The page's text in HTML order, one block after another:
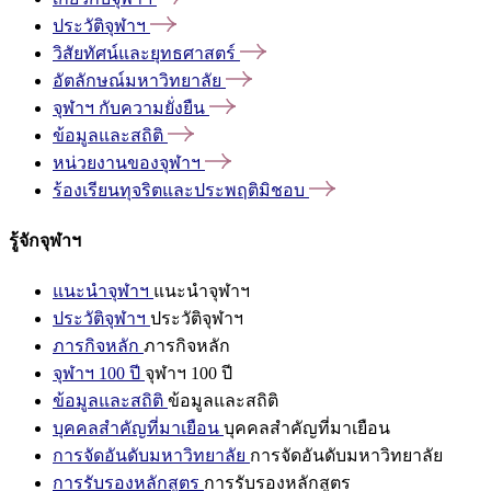
ประวัติจุฬาฯ
วิสัยทัศน์และยุทธศาสตร์
อัตลักษณ์มหาวิทยาลัย
จุฬาฯ กับความยั่งยืน
ข้อมูลและสถิติ
หน่วยงานของจุฬาฯ
ร้องเรียนทุจริตและประพฤติมิชอบ
รู้จักจุฬาฯ
แนะนำจุฬาฯ แนะนำจุฬาฯ
ประวัติจุฬาฯ ประวัติจุฬาฯ
ภารกิจหลัก ภารกิจหลัก
จุฬาฯ 100 ปี จุฬาฯ 100 ปี
ข้อมูลและสถิติ ข้อมูลและสถิติ
บุคคลสำคัญที่มาเยือน บุคคลสำคัญที่มาเยือน
การจัดอันดับมหาวิทยาลัย การจัดอันดับมหาวิทยาลัย
การรับรองหลักสูตร การรับรองหลักสูตร